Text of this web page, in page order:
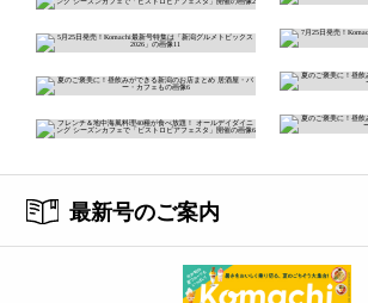
最新号のご案内